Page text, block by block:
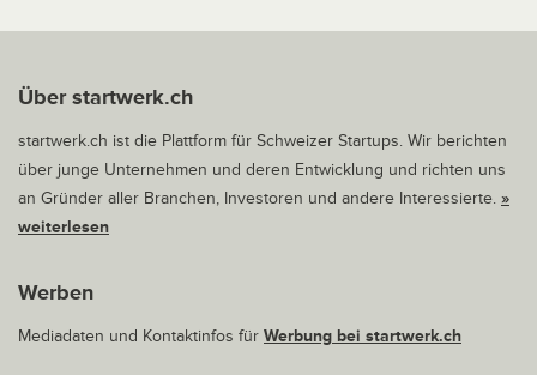
Über startwerk.ch
startwerk.ch ist die Plattform für Schweizer Startups. Wir berichten
über junge Unternehmen und deren Entwicklung und richten uns
an Gründer aller Branchen, Investoren und andere Interessierte. »
weiterlesen
Werben
Mediadaten und Kontaktinfos für Werbung bei startwerk.ch